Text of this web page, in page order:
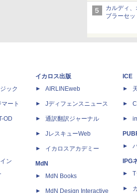
カルディ
ブラーセ
ック
ート
OD
ン
イカロス出版
AIRLINEweb
Jディフェンスニュース
通訳翻訳ジャーナル
JレスキューWeb
イカロスアカデミー
MdN
MdN Books
MdN Design Interactive
ICE
IPG